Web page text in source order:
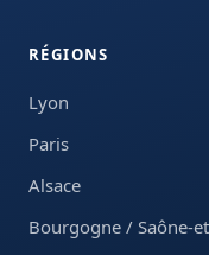
RÉGIONS
Lyon
Paris
Alsace
Bourgogne / Saône-